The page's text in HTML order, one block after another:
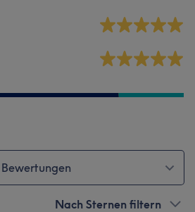
Nach Sternen filtern